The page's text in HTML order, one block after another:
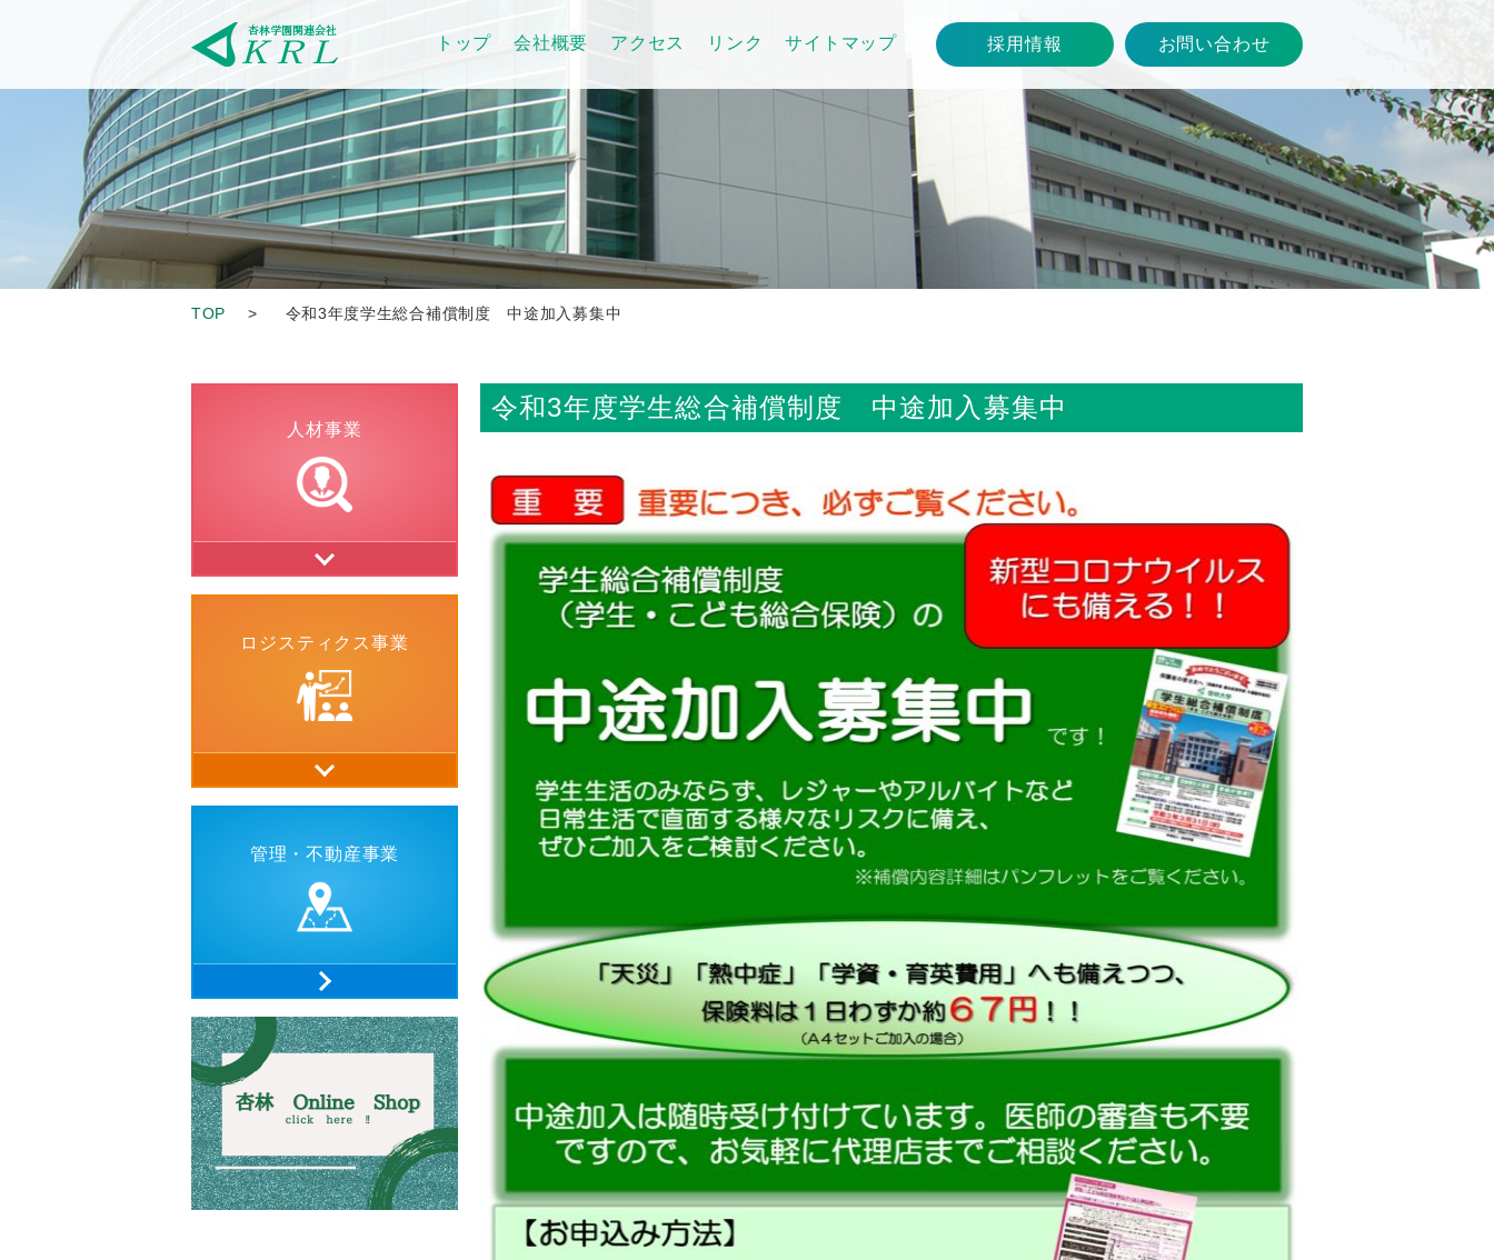
トップ 会社概要 アクセス リンク サイトマップ 採用情報 お問い合わせ
TOP > 令和3年度学生総合補償制度 中途加入募集中
人材事業
ロジスティクス事業
管理・不動産事業
令和3年度学生総合補償制度 中途加入募集中